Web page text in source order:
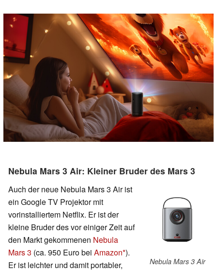
Nebula Mars 3 Air: Kleiner Bruder des Mars 3
Nebula Mars 3 Air
Auch der neue Nebula Mars 3 Air ist
ein Google TV Projektor mit
vorinstalliertem Netflix. Er ist der
kleine Bruder des vor einiger Zeit auf
den Markt gekommenen Nebula
Mars 3 (ca. 950 Euro bei Amazon ).
Er ist leichter und damit portabler,